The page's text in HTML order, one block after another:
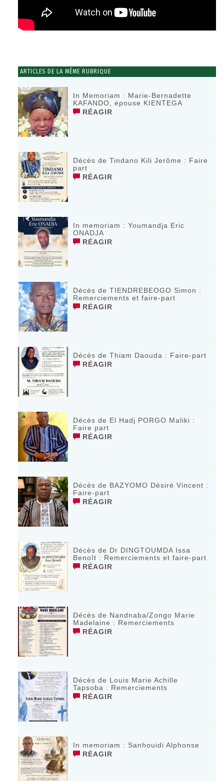
ARTICLES DE LA MÊME RUBRIQUE
In Memoriam : Marie-Bernadette
KAFANDO, épouse KIENTEGA
RÉAGIR
Décès de Tindano Kili Jerôme : Faire
part
RÉAGIR
In memoriam : Youmandja Eric
ONADJA
RÉAGIR
Décès de TIENDREBEOGO Simon :
Remerciements et faire-part
RÉAGIR
Décès de Thiam Daouda : Faire-part
RÉAGIR
Décès de El Hadj PORGO Maliki :
Faire part
RÉAGIR
Décès de BAZYOMO Désiré Vincent :
Faire-part
RÉAGIR
Décès de Dr DINGTOUMDA Issa
Benoît : Remerciements et faire-part
RÉAGIR
Décès de Nandnaba/Zongo Marie
Madelaine : Remerciements
RÉAGIR
Décès de Louis Marie Achille
Tapsoba : Remerciements
RÉAGIR
In memoriam : Sanhouidi Alphonse
RÉAGIR